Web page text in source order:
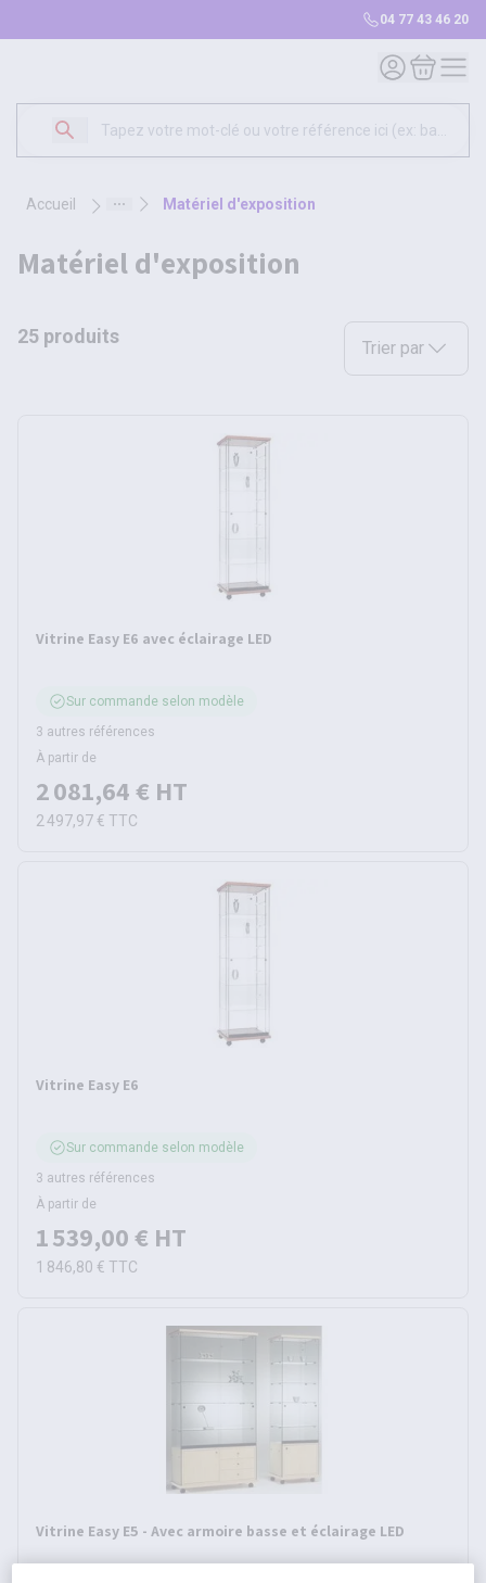
04 77 43 46 20
Mon compte
Mon
accueil matériel d'exposition
matériel d'exposition
25 produits
Trier par
Vitrine Easy E6 avec éclairage LED
Sur commande selon modèle
3 autres références
À partir de
2 081,64 € HT
2 497,97 € TTC
Vitrine Easy E6
Sur commande selon modèle
3 autres références
À partir de
1 539,00 € HT
1 846,80 € TTC
Vitrine Easy E5 - Avec armoire basse et éclairage LED